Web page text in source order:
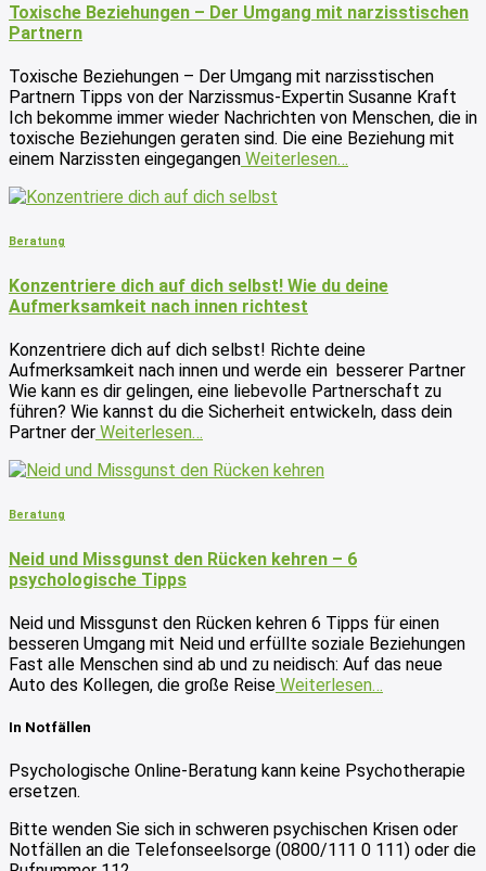
Toxische Beziehungen – Der Umgang mit narzisstischen
Partnern
Toxische Beziehungen – Der Umgang mit narzisstischen
Partnern Tipps von der Narzissmus-Expertin Susanne Kraft
Ich bekomme immer wieder Nachrichten von Menschen, die in
toxische Beziehungen geraten sind. Die eine Beziehung mit
einem Narzissten eingegangen Weiterlesen…
Beratung
Konzentriere dich auf dich selbst! Wie du deine
Aufmerksamkeit nach innen richtest
Konzentriere dich auf dich selbst! Richte deine
Aufmerksamkeit nach innen und werde ein besserer Partner
Wie kann es dir gelingen, eine liebevolle Partnerschaft zu
führen? Wie kannst du die Sicherheit entwickeln, dass dein
Partner der Weiterlesen…
Beratung
Neid und Missgunst den Rücken kehren – 6
psychologische Tipps
Neid und Missgunst den Rücken kehren 6 Tipps für einen
besseren Umgang mit Neid und erfüllte soziale Beziehungen
Fast alle Menschen sind ab und zu neidisch: Auf das neue
Auto des Kollegen, die große Reise Weiterlesen…
In Notfällen
Psychologische Online-Beratung kann keine Psychotherapie
ersetzen.
Bitte wenden Sie sich in schweren psychischen Krisen oder
Notfällen an die Telefonseelsorge (0800/111 0 111) oder die